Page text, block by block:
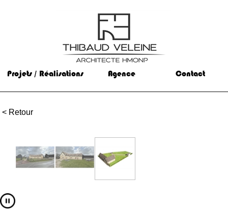
Projets / Réalisations Agence Contact
< Retour